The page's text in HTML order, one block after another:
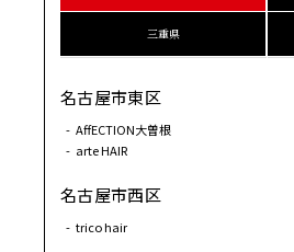
三重県
名古屋市東区
AﬀECTION大曽根
arte HAIR
名古屋市西区
trico hair